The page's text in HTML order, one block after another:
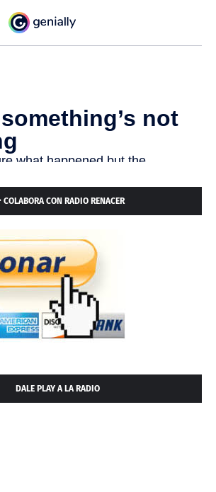
CON RADIO RENACER
DALE PLAY A LA RADIO